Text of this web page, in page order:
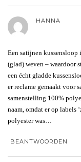
HANNA
Een satijnen kussensloop
(glad) weven – waardoor
een écht gladde
er reclame gemaakt voor
samenstelling 100%
naam, omdat er op labels
polyester was…
BEANTWOORDEN